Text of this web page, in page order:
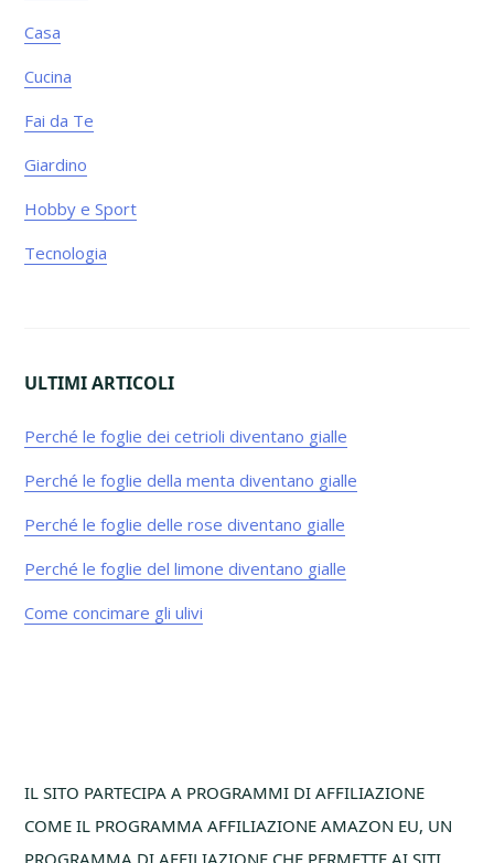
Casa
Cucina
Fai da Te
Giardino
Hobby e Sport
Tecnologia
ULTIMI ARTICOLI
Perché le foglie dei cetrioli diventano gialle​
Perché le foglie della menta diventano gialle​
Perché le foglie delle rose diventano gialle​
Perché le foglie del limone diventano gialle​
Come concimare gli ulivi
Footer
IL SITO PARTECIPA A PROGRAMMI DI AFFILIAZIONE
COME IL PROGRAMMA AFFILIAZIONE AMAZON EU, UN
PROGRAMMA DI AFFILIAZIONE CHE PERMETTE AI SITI